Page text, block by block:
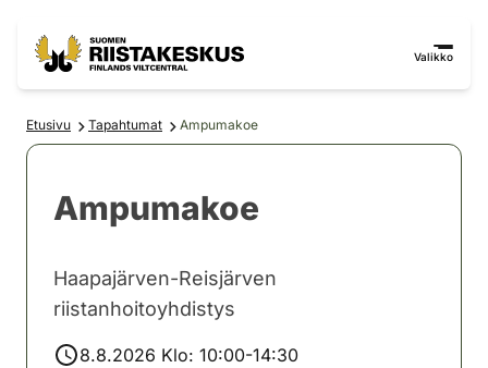
Valikko
Etusivu Tapahtumat Ampumakoe
Ampumakoe
Haapajärven-Reisjärven
riistanhoitoyhdistys
8.8.2026 Klo: 10:00-14:30